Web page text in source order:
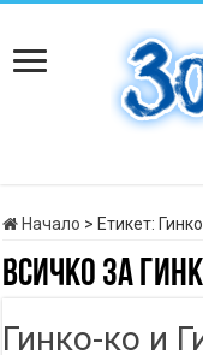
Начало > Етикет:
Всичко за
Гинко-ко и